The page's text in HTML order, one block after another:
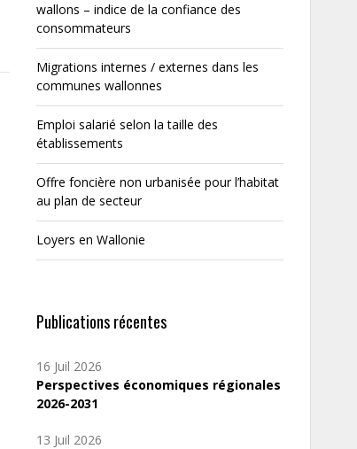
wallons – indice de la confiance des
consommateurs
Migrations internes / externes dans les
communes wallonnes
Emploi salarié selon la taille des
établissements
Offre foncière non urbanisée pour l’habitat
au plan de secteur
Loyers en Wallonie
Publications récentes
16 Juil 2026
Perspectives économiques régionales
2026-2031
13 Juil 2026